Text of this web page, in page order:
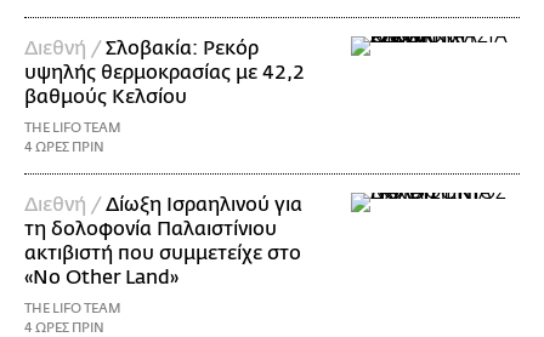
Διεθνή /Σλοβακία: Ρεκόρ
υψηλής θερμοκρασίας με 42,2
βαθμούς Κελσίου
THE LIFO TEAM
4 ΩΡΕΣ ΠΡΙΝ
Διεθνή /Δίωξη Ισραηλινού για
τη δολοφονία Παλαιστίνιου
ακτιβιστή που συμμετείχε στο
«No Other Land»
THE LIFO TEAM
4 ΩΡΕΣ ΠΡΙΝ